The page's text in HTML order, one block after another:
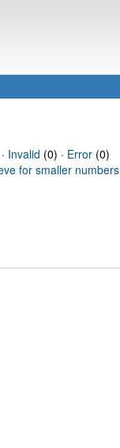
Invalid (0) · Error(0)
for smaller numbers